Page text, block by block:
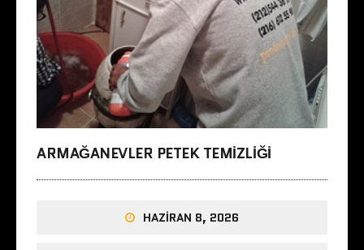
ARMAĞANEVLER PETEK TEMIZLIĞI
HAZIRAN 8, 2026